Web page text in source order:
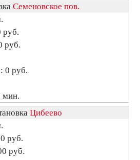
Семеновское пов.
руб.
руб.
0 руб.
мин.
Цибеево
руб.
руб.